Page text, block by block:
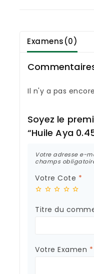
Examens(0)
Il n'y a pas
Soyez le
“Huile Aya
Votre adresse e-
champs
Votre Cote *
Titre du
Votre Examen *